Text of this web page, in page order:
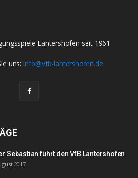
Lantershofen seit 1961
uns: info@vfb-lantershofen.de
Sebastian führt den VfB Lantershofen
2017